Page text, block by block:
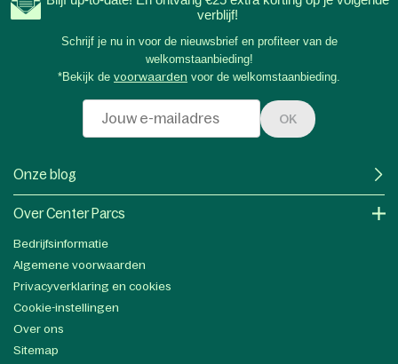
verblijf!
Schrijf je nu in voor de nieuwsbrief en profiteer van de
welkomstaanbieding!
*Bekijk de voorwaarden voor de welkomstaanbieding.
OK
Onze blog
Over Center Parcs
Bedrijfsinformatie
Algemene voorwaarden
Privacyverklaring en cookies
Cookie-instellingen
Over ons
Sitemap